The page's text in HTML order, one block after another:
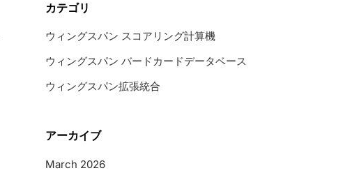
カテゴリ
ウィングスパン スコアリング計算機
ウィングスパン バードカードデータベース
ウィングスパン拡張統合
アーカイブ
March 2026